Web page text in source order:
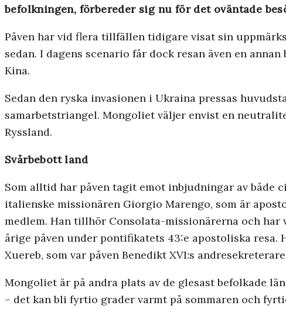
befolkningen, förbereder sig nu för det oväntade
Påven har vid flera tillfällen tidigare visat sin
sedan. I dagens scenario får dock resan även en
Kina.
Sedan den ryska invasionen i Ukraina pressas
samarbets­triangel. Mongoliet väljer envist en
Ryssland.
Svårbebott land
Som alltid har påven tagit emot inbjudningar av både
italienske missionären Giorgio Marengo, som är
medlem. Han tillhör Consolata-missionärerna och
årige påven under pontifikatets 43:e apostoliska
Xuereb, som var påven Benedikt XVI:s andresekreterare
Mongoliet är på andra plats av de glesast befolkade
– det kan bli fyrtio grader varmt på sommaren och